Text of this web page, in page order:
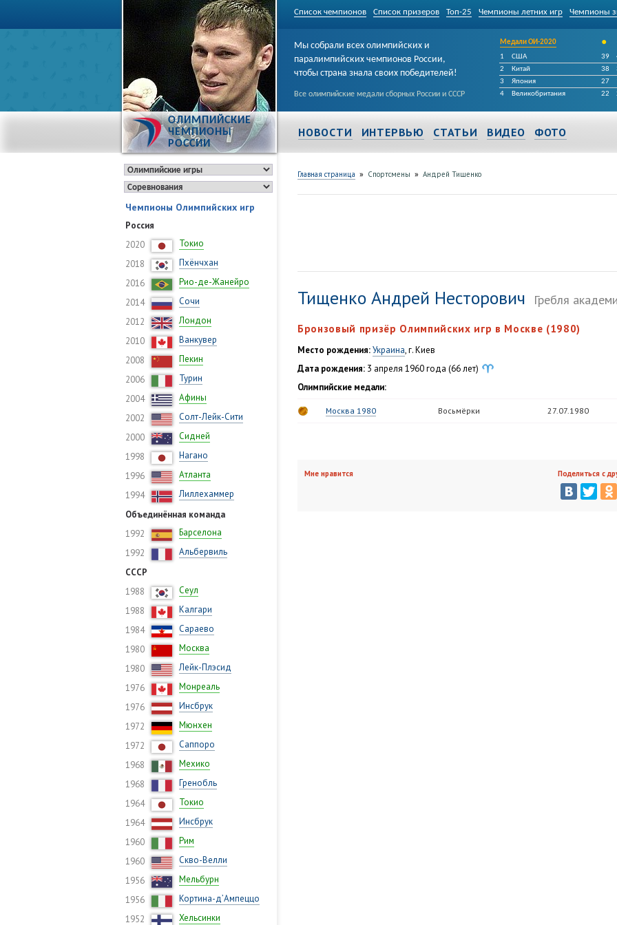
Список чемпионов Список призеров Топ-25 Чемпионы летних игр Чемпионы
ОЛИМПИЙСКИЕ
ЧЕМПИОНЫ
РОССИИ
Мы собрали всех олимпийских и
паралимпийских чемпионов России,
чтобы страна знала своих победителей!
Все олимпийские медали сборных России и СССР
Медали ОИ-2020 •
1
США 39
2
Китай 38
3
Япония 27
4
Великобритания 22
НОВОСТИ ИНТЕРВЬЮ СТАТЬИ ВИДЕО ФОТО
Чемпионы Олимпийских игр
Россия
2020
Токио
2018
Пхёнчхан
2016
Рио-де-Жанейро
2014
Сочи
2012
Лондон
2010
Ванкувер
2008
Пекин
2006
Турин
2004
Афины
2002
Солт-Лейк-Сити
2000
Сидней
1998
Нагано
1996
Атланта
1994
Лиллехаммер
Объединённая команда
1992
Барселона
1992
Альбервиль
СССР
1988
Сеул
1988
Калгари
1984
Сараево
1980
Москва
1980
Лейк-Плэсид
1976
Монреаль
1976
Инсбрук
1972
Мюнхен
1972
Саппоро
1968
Мехико
1968
Гренобль
1964
Токио
1964
Инсбрук
1960
Рим
1960
Скво-Велли
1956
Мельбурн
1956
Кортина-д’Ампеццо
1952
Хельсинки
Главная страница » Спортсмены » Андрей Тищенко
Тищенко Андрей Несторович Гребля
Бронзовый призёр Олимпийских игр в Москве (1980)
Место рождения:Украина, г. Киев
Дата рождения: 3 апреля 1960 года (66 лет)
Олимпийские медали:
Москва 1980 Восьмёрки 27.07.1980
Мне нравится Поделиться с